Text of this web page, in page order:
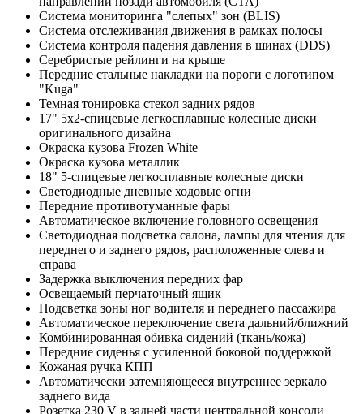
Система мониторинга "слепых" зон (BLIS)
Система отслеживания движения в рамках полосы
Система контроля падения давления в шинах (DDS)
Серебристые рейлинги на крыше
Передние стальные накладки на пороги с логотипом
"Kuga"
Темная тонировка стекол задних рядов
17" 5х2-спицевые легкосплавные колесные диски
оригинального дизайна
Окраска кузова Frozen White
Окраска кузова металлик
18" 5-спицевые легкосплавные колесные диски
Светодиодные дневные ходовые огни
Передние противотуманные фары
Автоматическое включение головного освещения
Светодиодная подсветка салона, лампы для чтения для
переднего и заднего рядов, расположенные слева и
справа
Задержка выключения передних фар
Освещаемый перчаточный ящик
Подсветка зоны ног водителя и переднего пассажира
Автоматическое переключение света дальний/ближний
Комбинированная обивка сидений (ткань/кожа)
Передние сиденья с усиленной боковой поддержкой
Кожаная ручка КПП
Автоматически затемняющееся внутреннее зеркало
заднего вида
Розетка 230 V в задней части центральной консоли